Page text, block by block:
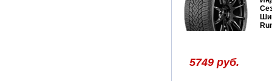
5749 руб.